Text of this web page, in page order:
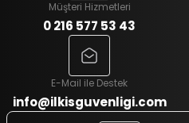
Müşteri Hizmetleri
0 216 577 53 43
E-Mail ile Destek
info@ilkisguvenligi.com